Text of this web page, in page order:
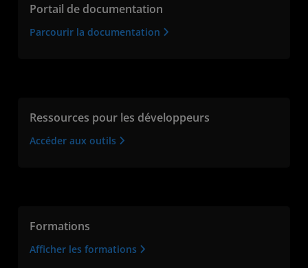
Portail de documentation
Parcourir la documentation
Ressources pour les développeurs
Accéder aux outils
Formations
Afficher les formations